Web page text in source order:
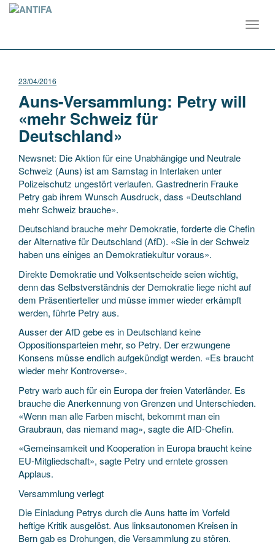
23/04/2016
Auns-Versammlung: Petry will
«mehr Schweiz für
Deutschland»
Newsnet: Die Aktion für eine Unabhängige und Neutrale
Schweiz (Auns) ist am Samstag in Interlaken unter
Polizeischutz ungestört verlaufen. Gastrednerin Frauke
Petry gab ihrem Wunsch Ausdruck, dass «Deutschland
mehr Schweiz brauche».
Deutschland brauche mehr Demokratie, forderte die Chefin
der Alternative für Deutschland (AfD). «Sie in der Schweiz
haben uns einiges an Demokratiekultur voraus».
Direkte Demokratie und Volksentscheide seien wichtig,
denn das Selbstverständnis der Demokratie liege nicht auf
dem Präsentierteller und müsse immer wieder erkämpft
werden, führte Petry aus.
Ausser der AfD gebe es in Deutschland keine
Oppositionsparteien mehr, so Petry. Der erzwungene
Konsens müsse endlich aufgekündigt werden. «Es braucht
wieder mehr Kontroverse».
Petry warb auch für ein Europa der freien Vaterländer. Es
brauche die Anerkennung von Grenzen und Unterschieden.
«Wenn man alle Farben mischt, bekommt man ein
Graubraun, das niemand mag», sagte die AfD-Chefin.
«Gemeinsamkeit und Kooperation in Europa braucht keine
EU-Mitgliedschaft», sagte Petry und erntete grossen
Applaus.
Versammlung verlegt
Die Einladung Petrys durch die Auns hatte im Vorfeld
heftige Kritik ausgelöst. Aus linksautonomen Kreisen in
Bern gab es Drohungen, die Versammlung zu stören.